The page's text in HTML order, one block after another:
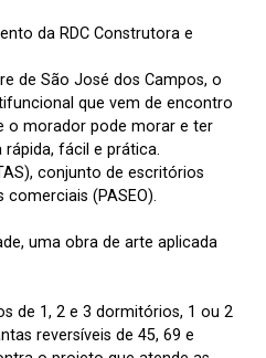
da RDC Construtora e
de São José dos Campos, o
que vem de encontro
o morador pode morar e ter
fácil e prática.
conjunto de escritórios
comerciais (PASEO).
uma obra de arte aplicada
de 1, 2 e 3 dormitórios, 1 ou 2
reversíveis de 45, 69 e